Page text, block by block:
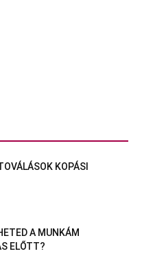
KOPÁSI
A MUNKÁM
ELŐTT?